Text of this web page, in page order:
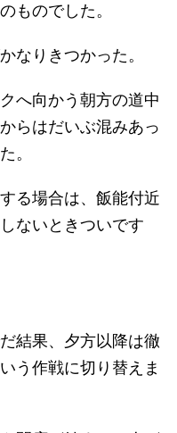
ものでした。
なりきつかった。
へ向かう朝方の道中
らはだいぶ混みあっ
。
る場合は、飯能付近
ないときついです
結果、夕方以降は徹
う作戦に切り替えま